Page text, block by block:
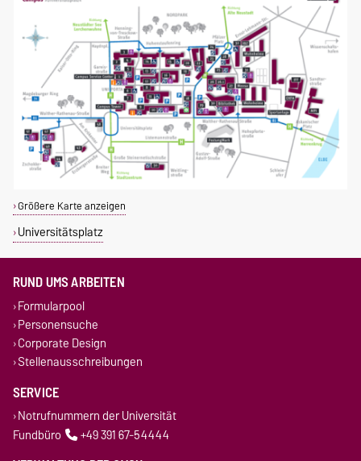
Größere Karte anzeigen
Universitätsplatz
RUND UMS ARBEITEN
Formularpool
Personensuche
Corporate Design
Stellenausschreibungen
SERVICE
Notrufnummern der Universität
Fundbüro
+49 391 67-54444